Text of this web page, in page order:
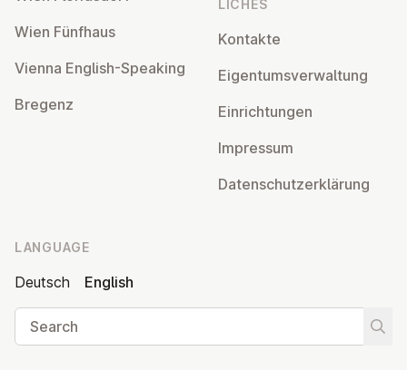
Wien Fünfhaus
Vienna English-Speaking
Bregenz
LICHES
Kontakte
Ei­gentums­ver­wal­tung
Ein­rich­tun­gen
Impressum
Datens­chutzerklärung
LANGUAGE
Deutsch
English
Search